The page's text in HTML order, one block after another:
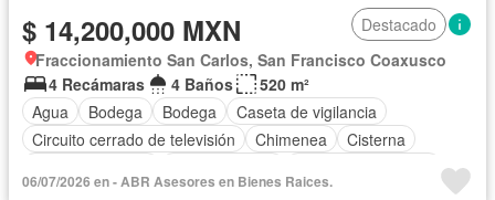
$ 14,200,000 MXN
Destacado
Fraccionamiento San Carlos, San Francisco Coaxusco
4 Recámaras
4 Baños
520 m²
Agua
Bodega Bodega
Caseta de vigilancia
Circuito cerrado de televisión
Chimenea
Cisterna
Cuarto de servicio
Electricidad
Estacionamiento
06/07/2026 en - ABR Asesores en Bienes Raices.